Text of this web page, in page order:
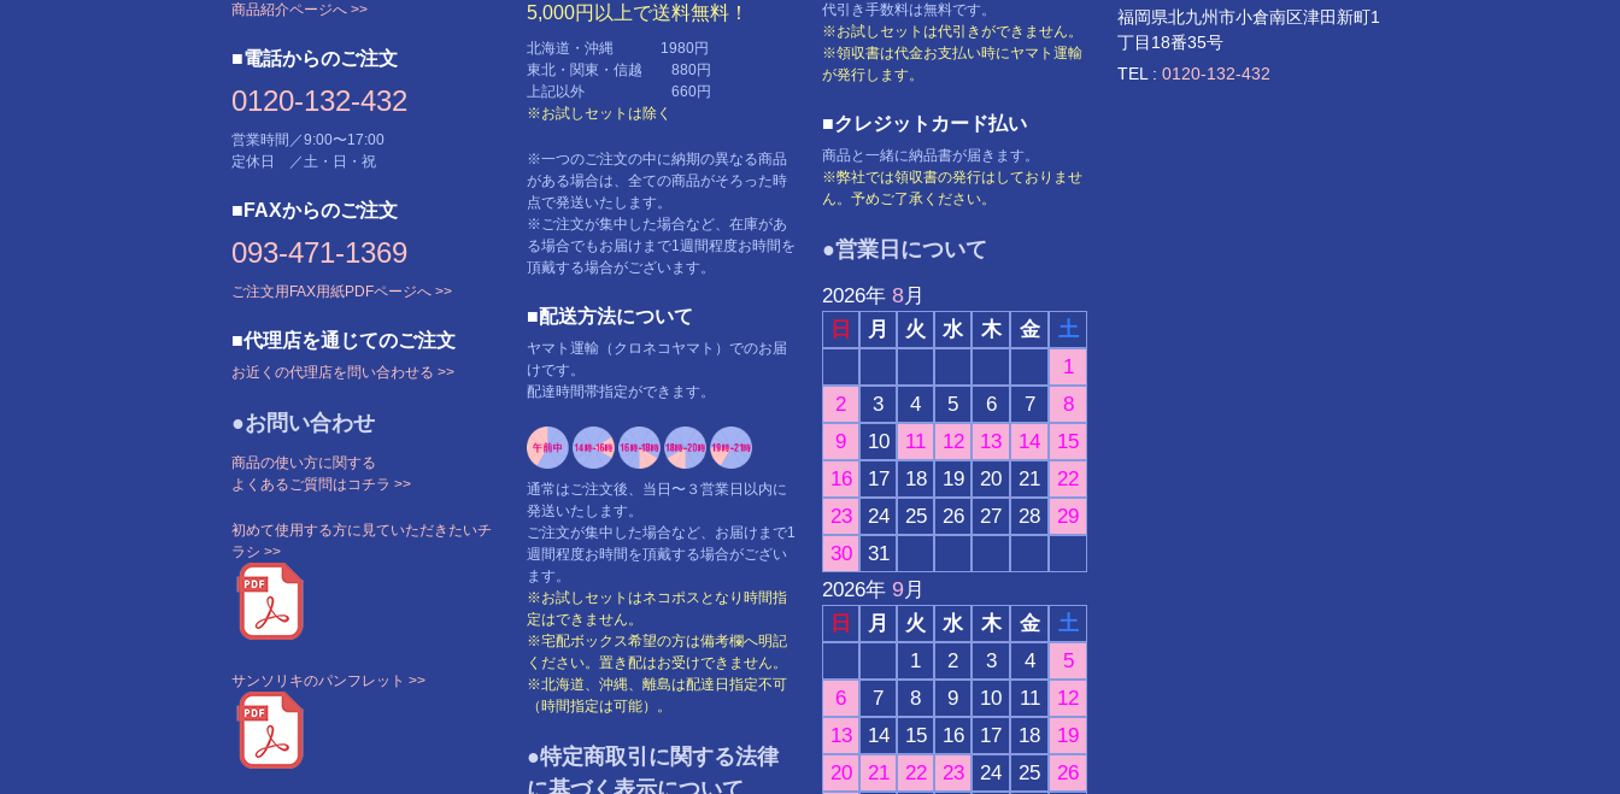
商品紹介ページへ >>
■電話からのご注文
0120-132-432
営業時間／9:00〜17:00
定休日 ／土・日・祝
■FAXからのご注文
093-471-1369
ご注文用FAX用紙PDFページへ >>
■代理店を通じてのご注文
お近くの代理店を問い合わせる >>
●お問い合わせ
商品の使い方に関する
よくあるご質問はコチラ >>
初めて使用する方に見ていただきたいチ
ラシ >>
サンソリキのパンフレット >>
5,000円以上で送料無料！
北海道・沖縄 1980円
東北・関東・信越 880円
上記以外 660円
※お試しセットは除く
※一つのご注文の中に納期の異なる商品
がある場合は、全ての商品がそろった時
点で発送いたします。
※ご注文が集中した場合など、在庫があ
る場合でもお届けまで1週間程度お時間を
頂戴する場合がございます。
■配送方法について
ヤマト運輸（クロネコヤマト）でのお届
けです。
配達時間帯指定ができます。
通常はご注文後、当日〜３営業日以内に
発送いたします。
ご注文が集中した場合など、お届けまで1
週間程度お時間を頂戴する場合がござい
ます。
※お試しセットはネコポスとなり時間指
定はできません。
※宅配ボックス希望の方は備考欄へ明記
ください。置き配はお受けできません。
※北海道、沖縄、離島は配達日指定不可
（時間指定は可能）。
●特定商取引に関する法律
に基づく表示について
代引き手数料は無料です。
※お試しセットは代引きができません。
※領収書は代金お支払い時にヤマト運輸
が発行します。
■クレジットカード払い
商品と一緒に納品書が届きます。
※弊社では領収書の発行はしておりませ
ん。予めご了承ください。
●営業日について
2026年 8月
日
月 火 水 木 金
土
1
2
3 4 5 6 7
8
9
10 11 12 13 14
15
16
17 18 19 20 21
22
23
24 25 26 27 28
29
30
31
2026年 9月
日
月 火 水 木 金
土
1
2 3 4
5
6
7 8 9 10 11
12
13
14 15 16 17 18
19
20
21 22 23 24 25 26
福岡県北九州市小倉南区津田新町1
丁目18番35号
TEL : 0120-132-432